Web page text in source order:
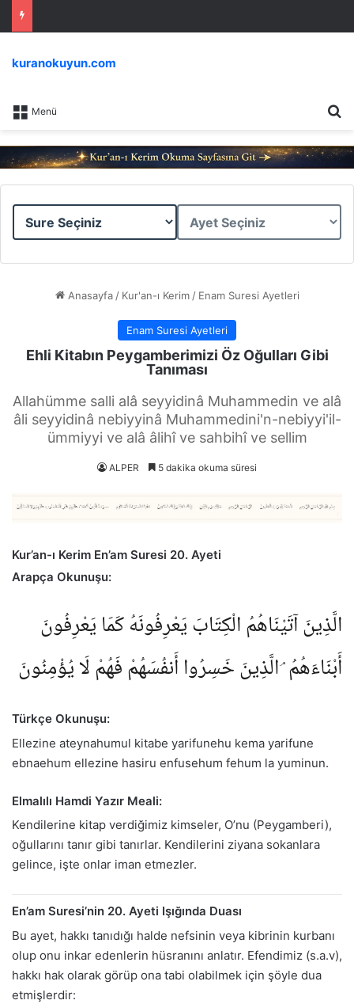
Menü
kuranokuyun.com
Sure
Ayet
Anasayfa / Kur'an-ı Kerim / Enam Suresi Ayetleri
Enam Suresi Ayetleri
Ehli Kitabın Peygamberimizi Öz Oğulları Gibi
Tanıması
Allahümme salli alâ seyyidinâ Muhammedin ve alâ
âli seyyidinâ nebiyyinâ Muhammedini'n-nebiyyi'il-
ümmiyyi ve alâ âlihî ve sahbihî ve sellim
ALPER 5 dakika okuma süresi
Kur’an-ı Kerim En’am Suresi 20. Ayeti
Arapça Okunuşu:
الَّذِينَ آتَيْنَاهُمُ الْكِتَابَ يَعْرِفُونَهُ كَمَا يَعْرِفُونَ
أَبْنَاءَهُمُ ۘ الَّذِينَ خَسِرُوا أَنفُسَهُمْ فَهُمْ لَا يُؤْمِنُونَ
Türkçe Okunuşu:
Ellezine ateynahumul kitabe yarifunehu kema yarifune
ebnaehum ellezine hasiru enfusehum fehum la yuminun.
Elmalılı Hamdi Yazır Meali:
Kendilerine kitap verdiğimiz kimseler, O’nu (Peygamberi),
oğullarını tanır gibi tanırlar. Kendilerini ziyana sokanlara
gelince, işte onlar iman etmezler.
En’am Suresi’nin 20. Ayeti Işığında Duası
Bu ayet, hakkı tanıdığı halde nefsinin veya kibrinin kurbanı
olup onu inkar edenlerin hüsranını anlatır. Efendimiz (s.a.v),
hakkı hak olarak görüp ona tabi olabilmek için şöyle dua
etmişlerdir: